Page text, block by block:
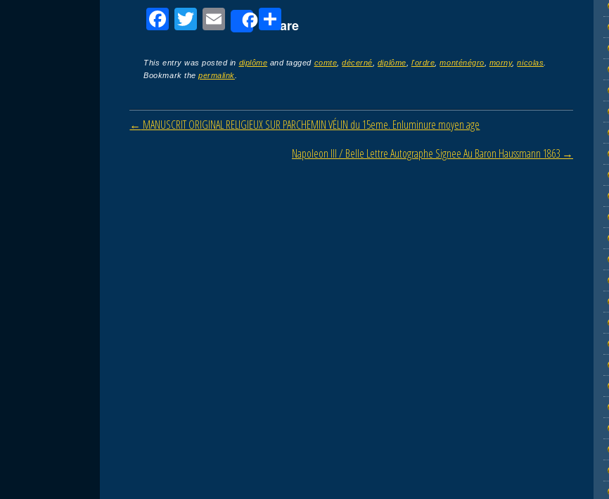
F
c
e
b
o
T
tt
er
E
ail
Share
P
ta
er
This entry was posted in diplôme and tagged comte ,décerné diplôme l'ordre ,monténégro morny,nicolas
Bookmark thepermalink
Post navigation
← MANUSCRIT ORIGINAL RELIGIEUX SUR PARCHEMIN VÉLIN du 15eme. Enluminure moyen age
Napoleon III / Belle Lettre Autographe Signee Au Baron Haussmann 1863 →